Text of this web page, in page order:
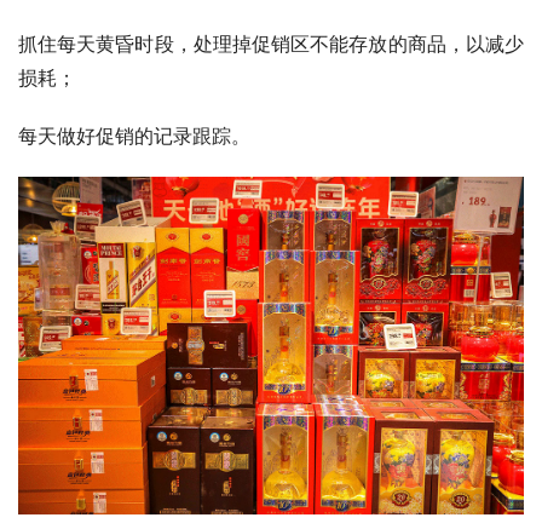
抓住每天黄昏时段，处理掉促销区不能存放的商品，以减少
损耗；
每天做好促销的记录跟踪。